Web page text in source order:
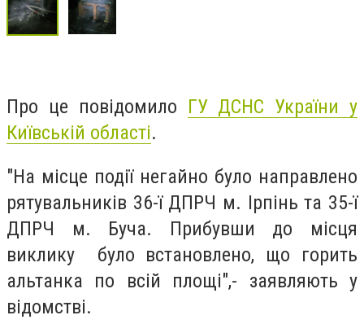
Про це повідомило ГУ ДСНС України у
Київській області.
"На місце події негайно було направлено
рятувальників 36-ї ДПРЧ м. Ірпінь та 35-ї
ДПРЧ м. Буча. Прибувши до місця
виклику було встановлено, що горить
альтанка по всій площі",- заявляють у
відомстві.